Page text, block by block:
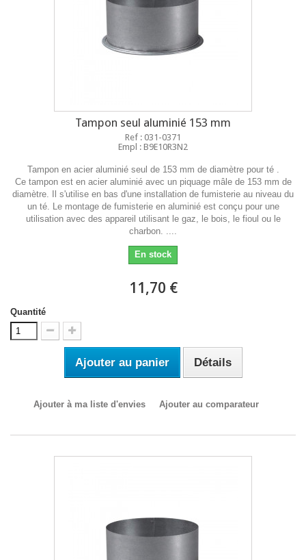
Tampon seul aluminié 153 mm
Ref : 031-0371
Empl : B9E10R3N2
Tampon en acier aluminié seul de 153 mm de diamètre pour té .
Ce tampon est en acier aluminié avec un piquage mâle de 153 mm de
diamètre. Il s'utilise en bas d'une installation de fumisterie au niveau du
un té. Le montage de fumisterie en aluminié est conçu pour une
utilisation avec des appareil utilisant le gaz, le bois, le fioul ou le
charbon. ....
En stock
11,70 €
Quantité
Ajouter au panier Détails
Ajouter à ma liste d'envies Ajouter au comparateur